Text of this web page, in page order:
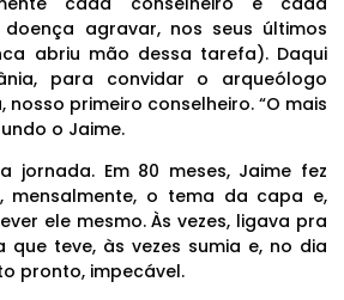
agravar, nos seus últimos
abriu mão dessa tarefa). Daqui
para convidar o arqueólogo
nosso primeiro conselheiro. “O mais
o Jaime.
jornada. Em 80 meses, Jaime fez
mensalmente, o tema da capa e,
ele mesmo. Às vezes, ligava pra
teve, às vezes sumia e, no dia
pronto, impecável.